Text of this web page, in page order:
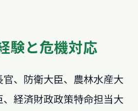
験と危機対応
、防衛大臣、農林水産大
経済財政政策特命担当大